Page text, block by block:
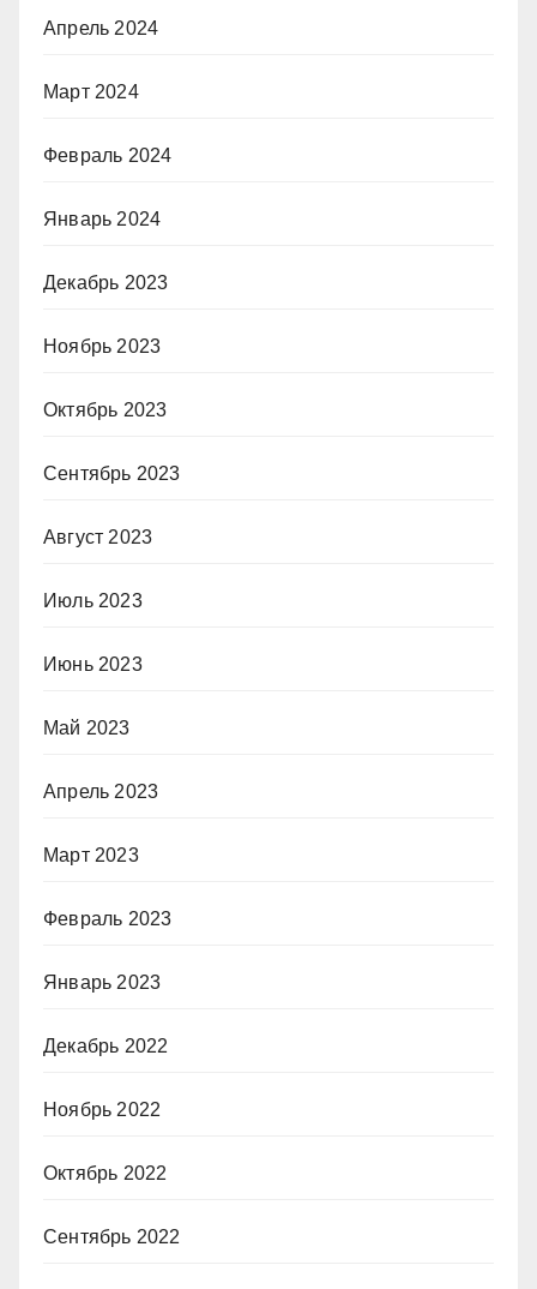
Апрель 2024
Март 2024
Февраль 2024
Январь 2024
Декабрь 2023
Ноябрь 2023
Октябрь 2023
Сентябрь 2023
Август 2023
Июль 2023
Июнь 2023
Май 2023
Апрель 2023
Март 2023
Февраль 2023
Январь 2023
Декабрь 2022
Ноябрь 2022
Октябрь 2022
Сентябрь 2022